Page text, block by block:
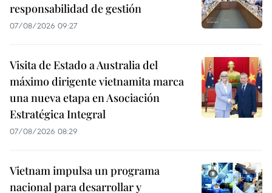
responsabilidad de gestión
07/08/2026 09:27
Visita de Estado a Australia del
máximo dirigente vietnamita marca
una nueva etapa en Asociación
Estratégica Integral
07/08/2026 08:29
Vietnam impulsa un programa
nacional para desarrollar y